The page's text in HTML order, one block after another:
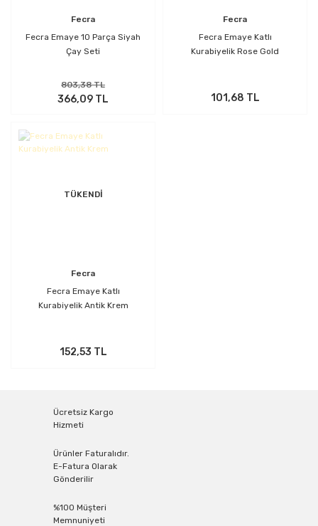
Fecra
Fecra Emaye 10 Parça Siyah
Çay Seti
803,38 TL
366,09 TL
Fecra
Fecra Emaye Katlı
Kurabiyelik Rose Gold
101,68 TL
TÜKENDİ
Fecra
Fecra Emaye Katlı
Kurabiyelik Antik Krem
152,53 TL
Ücretsiz Kargo
Hizmeti
Ürünler Faturalıdır.
E-Fatura Olarak
Gönderilir
%100 Müşteri
Memnuniyeti